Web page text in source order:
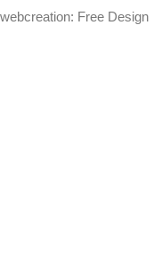
webcreation: Free Design